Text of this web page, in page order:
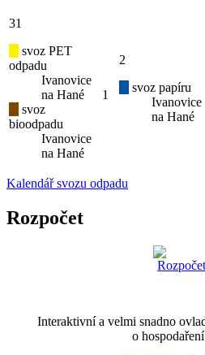
31
svoz PET
odpadu
Ivanovice
na Hané
svoz
bioodpadu
Ivanovice
na Hané
1
2
svoz papíru
Ivanovice
na Hané
Kalendář svozu odpadu
Rozpočet
Interaktivní a velmi snadno
o